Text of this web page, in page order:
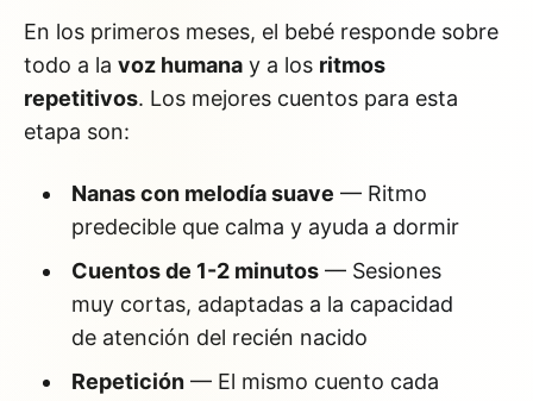
En los primeros meses, el bebé responde sobre
todo a la voz humana y a los ritmos
repetitivos. Los mejores cuentos para esta
etapa son:
Nanas con melodía suave — Ritmo
predecible que calma y ayuda a dormir
Cuentos de 1-2 minutos— Sesiones
muy cortas, adaptadas a la capacidad
de atención del recién nacido
Repetición— El mismo cuento cada